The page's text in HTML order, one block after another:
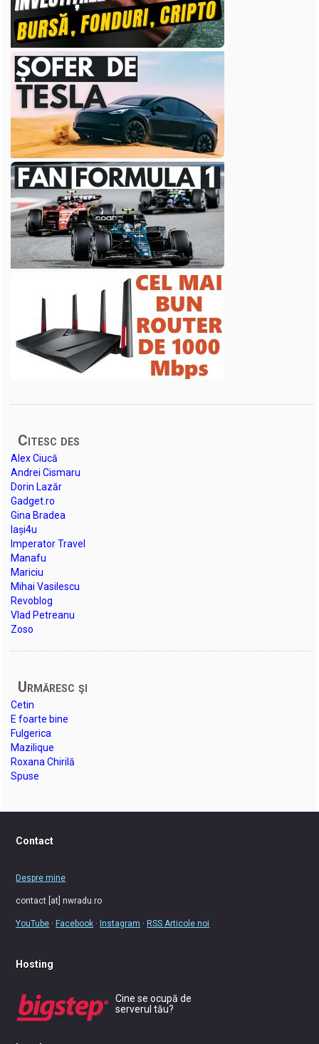
Citesc des
Alex Ciucă
Andrei Cismaru
Dorin Lazăr
Gadget.ro
Gina Bradea
Iași4u
Imperator Travel
Manafu
Mariciu
Mihai Vasilescu
Revoblog
Vlad Petreanu
Zoso
Urmăresc şi
Cetin
E foarte bine
Fulgerica
Mazilique
Roxana Chirilă
Spuse
Contact
Despre mine
contact [at] nwradu.ro
YouTube · Facebook · Instagram · RSS Articole noi
Hosting
Cine se ocupă de
serverul tău?